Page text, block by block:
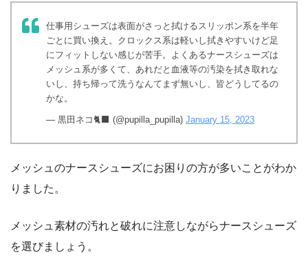
仕事用シューズは表面がさっと拭けるスリッポン系を半年
ごとに買い換え。クロックス系は軽いし拭きやすいけど足
にフィットしない感じが苦手。よくあるナースシューズは
メッシュ系が多くて、あれだと血液等の汚染を拭き取れな
いし、持ち帰って洗うなんてまず無いし、皆どうしてるの
かな。
— 黒田ネコ🐈‍⬛ (@pupilla_pupilla) January 15, 2023
メッシュのナースシューズにお困りの方が多いことがわか
りました。
メッシュ素材の汚れと破れに注意しながらナースシューズ
を選びましょう。